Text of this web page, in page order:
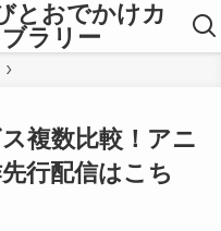
とおでかけカ
ラリー
複数比較！アニ
行配信はこち